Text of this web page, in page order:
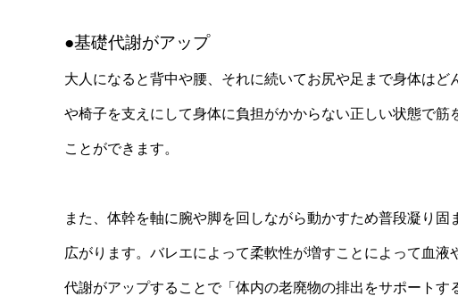
●基礎代謝がアップ
大人になると背中や腰、それに続いてお尻や足まで身体は
や椅子を支えにして身体に負担がかからない正しい状態で
ことができます。
また、体幹を軸に腕や脚を回しながら動かすため普段凝り
広がります。バレエによって柔軟性が増すことによって血
代謝がアップすることで「体内の老廃物の排出をサポート